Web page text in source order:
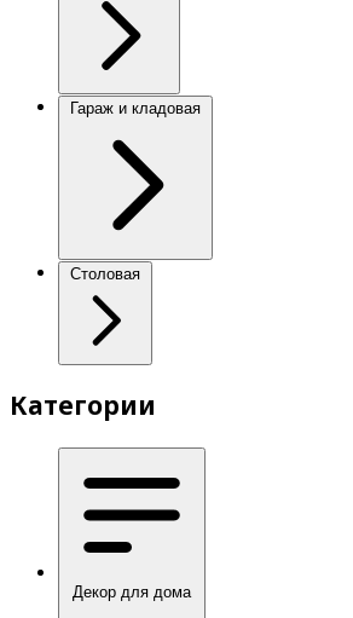
Гараж и кладовая
Столовая
Категории
Декор для дома